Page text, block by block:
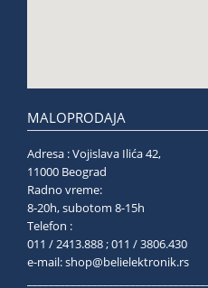
MALOPRODAJA
Adresa : Vojislava Ilića 42,
11000 Beograd
Radno vreme:
8-20h, subotom 8-15h
Telefon :
011 / 2413.888 ; 011 / 3806.430
e-mail:shop@belielektronik.rs